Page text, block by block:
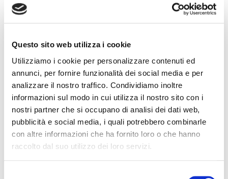
Questo sito web utilizza i cookie
Utilizziamo i cookie per personalizzare contenuti ed
annunci, per fornire funzionalità dei social media e per
analizzare il nostro traffico. Condividiamo inoltre
informazioni sul modo in cui utilizza il nostro sito con i
nostri partner che si occupano di analisi dei dati web,
pubblicità e social media, i quali potrebbero combinarle
con altre informazioni che ha fornito loro o che hanno
raccolto dal suo utilizzo dei loro servizi.
La tua città e provincia
Numero di partecipanti